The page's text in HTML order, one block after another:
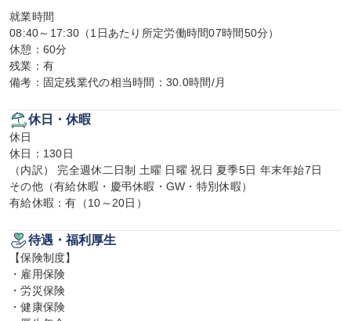
就業時間
08:40～17:30（1日あたり所定労働時間07時間50分）
休憩：60分
残業：有
備考：固定残業代の相当時間：30.0時間/月
休日・休暇
休日
休日：130日
（内訳） 完全週休二日制 土曜 日曜 祝日 夏季5日 年末年始7日
その他（有給休暇・慶弔休暇・GW・特別休暇）
有給休暇：有（10～20日）
待遇・福利厚生
【保険制度】
・雇用保険
・労災保険
・健康保険